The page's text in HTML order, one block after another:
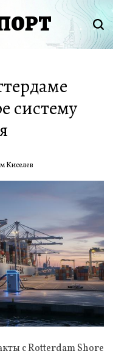
систему
Киселев